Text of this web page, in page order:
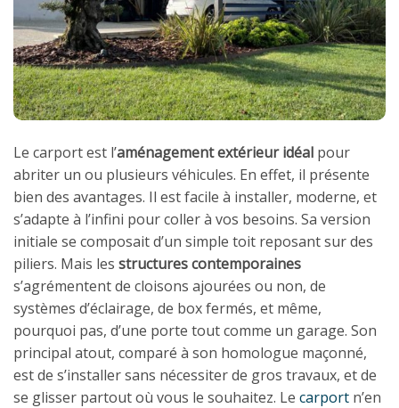
Le carport est l’aménagement extérieur idéal pour
abriter un ou plusieurs véhicules. En effet, il présente
bien des avantages. Il est facile à installer, moderne, et
s’adapte à l’infini pour coller à vos besoins. Sa version
initiale se composait d’un simple toit reposant sur des
piliers. Mais les structures contemporaines
s’agrémentent de cloisons ajourées ou non, de
systèmes d’éclairage, de box fermés, et même,
pourquoi pas, d’une porte tout comme un garage. Son
principal atout, comparé à son homologue maçonné,
est de s’installer sans nécessiter de gros travaux, et de
se glisser partout où vous le souhaitez. Le carport n’en